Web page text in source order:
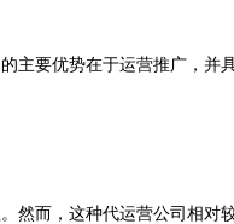
要优势在于运营推广，并
而，这种代运营公司相